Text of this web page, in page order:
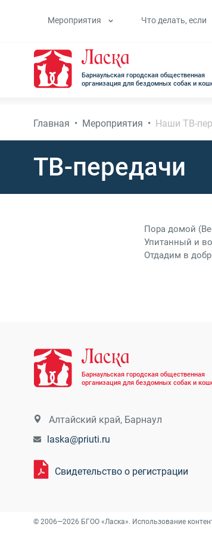
Мероприятия Что делать, если
Барнаульская городская общественная
организация для бездомных собак и
Главная • Мероприятия • Наши ТВ-
ТВ-передачи
Пора домой
Упитанный и
Отдадим в
Барнаульская городская общественная
организация для бездомных собак и
Алтайский край, Барнаул
laska@priuti.ru
Свидетельство о регистрации
© 2006—2026 БГОО «Ласка». Использование